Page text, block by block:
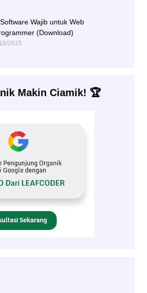
Wajib untuk Web
(Download)
2015
Makin Ciamik! 🏆